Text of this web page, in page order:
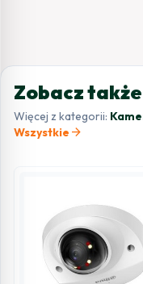
Zobacz także
Więcej z kategorii:
Wszystkie arrow_forward